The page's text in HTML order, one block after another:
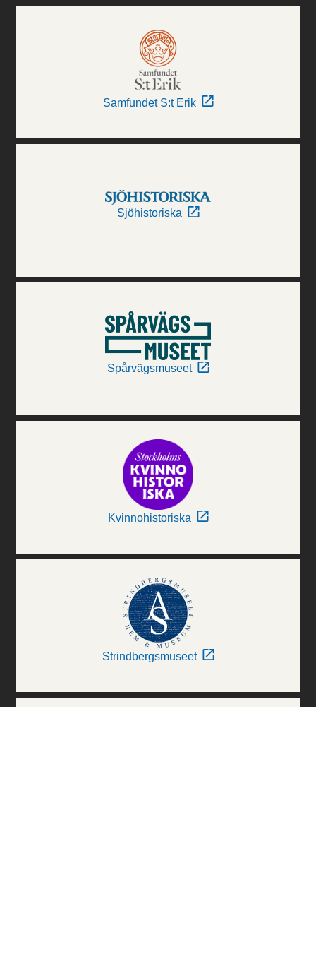
Samfundet S:t Erik
Sjöhistoriska
Spårvägsmuseet
Kvinnohistoriska
Strindbergsmuseet